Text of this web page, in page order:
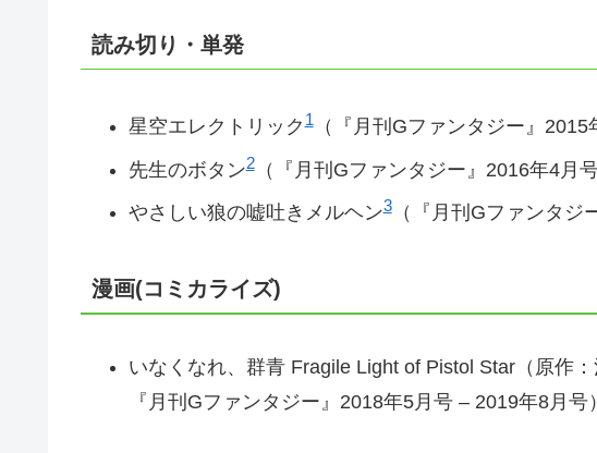
読み切り・単発
星空エレクトリック1（『月刊Gファンタジー』2015
先生のボタン2（『月刊Gファンタジー』2016年4月号
やさしい狼の嘘吐きメルヘン3（『月刊Gファンタジ
漫画(コミカライズ)
いなくなれ、群青 Fragile Light of Pistol Star（原作
『月刊Gファンタジー』2018年5月号 – 2019年8月号）